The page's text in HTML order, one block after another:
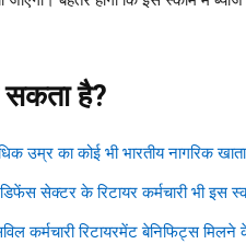
सकता है?
उम्र का कोई भी भारतीय नागरिक
सेक्टर के रिटायर कर्मचारी भी इस
कर्मचारी रिटायरमेंट बेनिफिट्स